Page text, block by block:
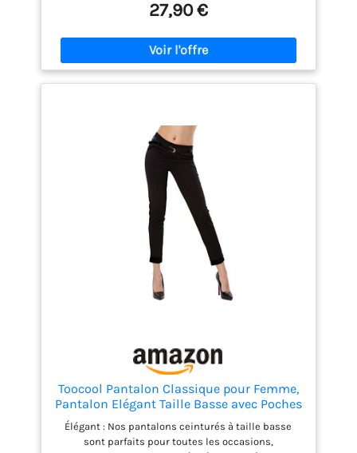
pantalon offre une fonctionnalité maximale sans
compromettre votre style, vous permettant
d'emporter l'essentiel avec vous. Coupe cigarette :
La coupe de ce pantalon élégant met en valeur votre
silhouette, vous donnant une allure fine et
féminine, idéale pour l'associer à des chemises et
gamme complète de tailles, s'adaptant
parfaitement à votre style. Confort : Grâce aux
matériaux utilisés, ces pantalons classiques sont
confortables et durables. Ils conservent leur forme
et leur couleur même après de nombreux lavages.
27,90 €
Toocool Pantalon Classique pour Femme,
Pantalon Elégant Taille Basse avec Poches
et Ceinture, Pantalons d'Eté pour Femme
AS-28251 [S, Noir]
Élégant : Nos pantalons ceinturés à taille basse
sont parfaits pour toutes les occasions,